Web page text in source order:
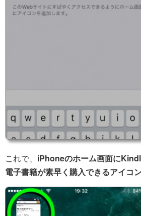
これで、 iPhoneのホーム画面に
電子書籍が素早く購入できるアイコ